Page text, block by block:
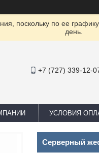
поскольку по ее
день.
+7 (727) 339-12-
УСЛОВИЯ
Серверный